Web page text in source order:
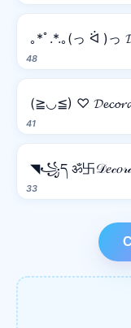
48
｡*ﾟ.*.｡(っ ᐛ )っ
41
(≧◡≦) ♡
33
◥꧁ད ॐ卐